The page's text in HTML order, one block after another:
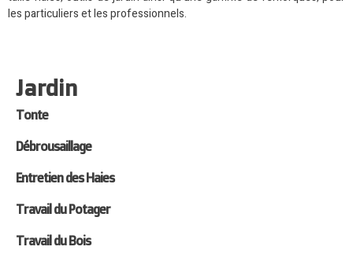
les particuliers et les professionnels.
Jardin
Tonte
Débrousaillage
Entretien des Haies
Travail du Potager
Travail du Bois